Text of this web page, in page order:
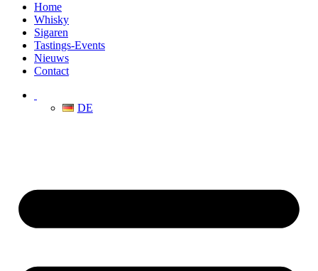
Home
Whisky
Sigaren
Tastings-Events
Nieuws
Contact
DE